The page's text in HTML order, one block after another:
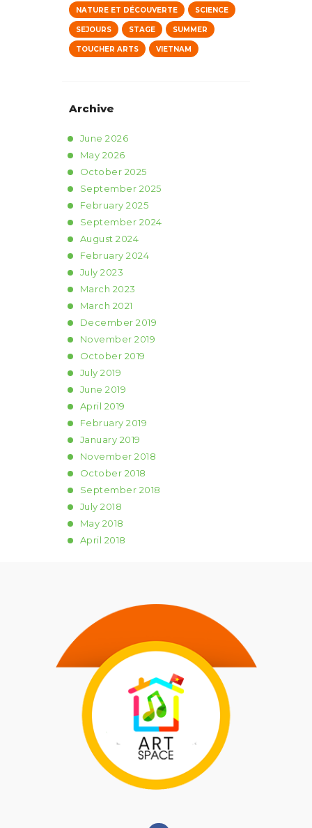
NATURE ET DÉCOUVERTE SCIENCE
SEJOURS STAGE SUMMER
TOUCHER ARTS VIETNAM
Archive
June2026
May 2026
October 2025
September 2025
February2025
September 2024
August2024
February2024
July2023
March 2023
March 2021
December2019
November2019
October 2019
July2019
June2019
April 2019
February2019
January 2019
November2018
October 2018
September 2018
July2018
May 2018
April 2018